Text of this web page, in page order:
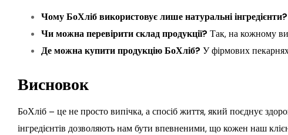
Чому БоХліб використовує лише натуральні інгредієнти?
Чи можна перевірити склад продукції? Так, на кожному
Де можна купити продукцію БоХліб? У фірмових
Висновок
БоХліб – це не просто випічка, а спосіб життя, який поєднує
інгредієнтів дозволяють нам бути впевненими, що кожен наш